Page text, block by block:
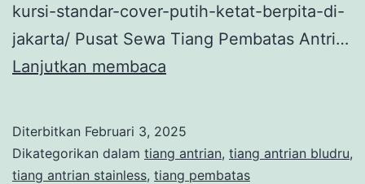
kursi-standar-cover-putih-ketat-berpita-di-
jakarta/ Pusat Sewa Tiang Pembatas Antri…
Lanjutkan membaca
Pembatas
Antri
Diterbitkan Februari 3, 2025
Dikategorikan dalam tiang antrian, tiang antrian bludru,
tiang antrian stainless, tiang pembatas